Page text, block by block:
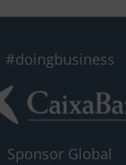
#doingbusiness
Sponsor Global